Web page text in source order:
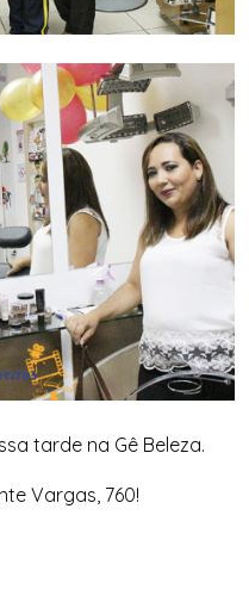
tarde na Gê Beleza.
Vargas, 760!